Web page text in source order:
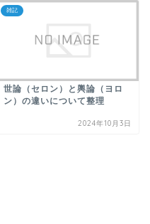
雑記
世論（セロン）と輿論（ヨロ
ン）の違いについて整理
2024年10月3日